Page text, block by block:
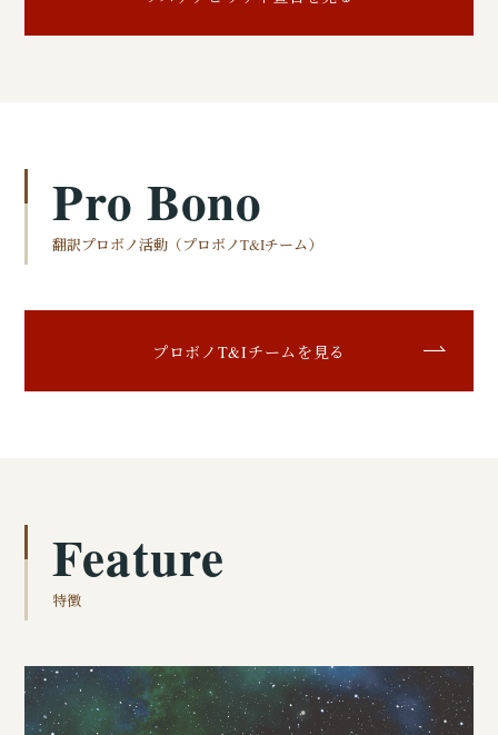
Pro Bono
翻訳プロボノ活動（プロボノT&Iチーム）
プロボノT&Iチームを見る
Feature
特徴